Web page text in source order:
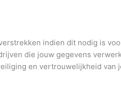
indien dit nodig is
die jouw gegevens
en vertrouwelijkheid van